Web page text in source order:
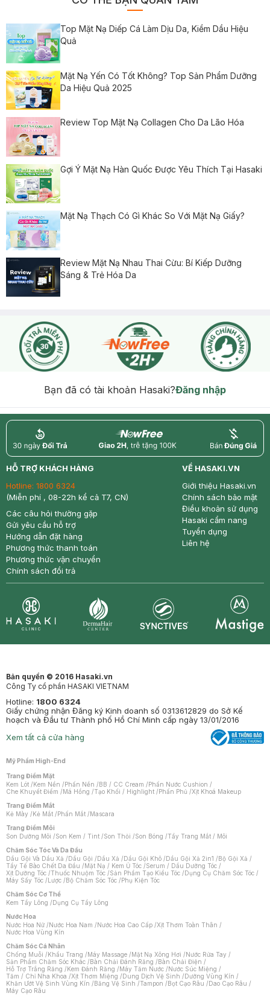
Top Mặt Nạ Diếp Cá Làm Dịu Da, Kiềm Dầu Hiệu
Quả
Mặt Nạ Yến Có Tốt Không? Top Sản Phẩm Dưỡng
Da Hiệu Quả 2025
Review Top Mặt Nạ Collagen Cho Da Lão Hóa
Gợi Ý Mặt Nạ Hàn Quốc Được Yêu Thích Tại Hasaki
Mặt Nạ Thạch Có Gì Khác So Với Mặt Nạ Giấy?
Review Mặt Nạ Nhau Thai Cừu: Bí Kiếp Dưỡng
Sáng & Trẻ Hóa Da
Bạn đã có tài khoản Hasaki?Đăng nhập
return nowfree price
HỖ TRỢ KHÁCH HÀNG
Hotline: 1800 6324
(Miễn phí , 08-22h kể cả T7, CN)
Các câu hỏi thường gặp
Gửi yêu cầu hỗ trợ
Hướng dẫn đặt hàng
Phương thức thanh toán
Phương thức vận chuyển
Chính sách đổi trả
VỀ HASAKI.VN
Giới thiệu Hasaki.vn
Chính sách bảo mật
Điều khoản sử dụng
Hasaki cẩm nang
Tuyển dụng
Liên hệ
Bản quyền © 2016 Hasaki.vn
Công Ty cổ phần HASAKI VIETNAM
Hotline: 1800 6324
Giấy chứng nhận Đăng ký Kinh doanh số 0313612829 do Sở Kế
hoạch và Đầu tư Thành phố Hồ Chí Minh cấp ngày 13/01/2016
Xem tất cả cửa hàng
Mỹ Phẩm High-End
Trang Điểm Mặt
Kem Lót / Kem Nền / Phấn Nền / BB / CC Cream / Phấn Nước Cushion /
Che Khuyết Điểm / Má Hồng /Tạo Khối / Highlight / Phấn Phủ /Xịt Khoá Makeup
Trang Điểm Mắt
Kẻ Mày / Kẻ Mắt / Phấn Mắt / Mascara
Trang Điểm Môi
Son Dưỡng Môi /Son Kem / Tint /Son Thỏi /Son Bóng /Tẩy Trang Mắt / Môi
Chăm Sóc Tóc Và Da Đầu
Dầu Gội Và Dầu Xả / Dầu Gội / Dầu Xả / Dầu Gội Khô / Dầu Gội Xả 2in1 / Bộ Gội Xả /
Tẩy Tế Bào Chết Da Đầu / Mặt Nạ / Kem Ủ Tóc /Serum / Dầu Dưỡng Tóc /
Xịt Dưỡng Tóc /Thuốc Nhuộm Tóc /Sản Phẩm Tạo Kiểu Tóc / Dụng Cụ Chăm Sóc Tóc /
Máy Sấy Tóc / Lược / Bộ Chăm Sóc Tóc / Phụ Kiện Tóc
Chăm Sóc Cơ Thể
Kem Tẩy Lông / Dụng Cụ Tẩy Lông
Nước Hoa
Nước Hoa Nữ / Nước Hoa Nam / Nước Hoa Cao Cấp /Xịt Thơm Toàn Thân /
Nước Hoa Vùng Kín
Chăm Sóc Cá Nhân
Chống Muỗi / Khẩu Trang / Máy Massage / Mặt Nạ Xông Hơi / Nước Rửa Tay /
Sản Phẩm Chăm Sóc Khác / Bàn Chải Đánh Răng / Bàn Chải Điện /
Hỗ Trợ Trắng Răng / Kem Đánh Răng / Máy Tăm Nước / Nước Súc Miệng /
Tăm / Chỉ Nha Khoa /Xịt Thơm Miệng / Dung Dịch Vệ Sinh / Dưỡng Vùng Kín /
Khăn Ướt Vệ Sinh Vùng Kín / Băng Vệ Sinh /Tampon / Bọt Cạo Râu / Dao Cạo Râu /
Máy Cạo Râu